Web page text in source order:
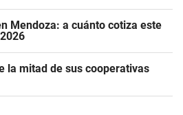
Mendoza: a cuánto cotiza este
la mitad de sus cooperativas